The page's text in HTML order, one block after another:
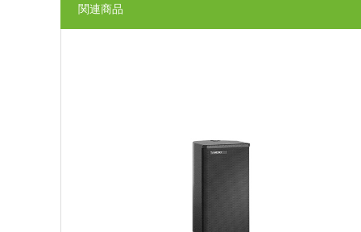
関連商品